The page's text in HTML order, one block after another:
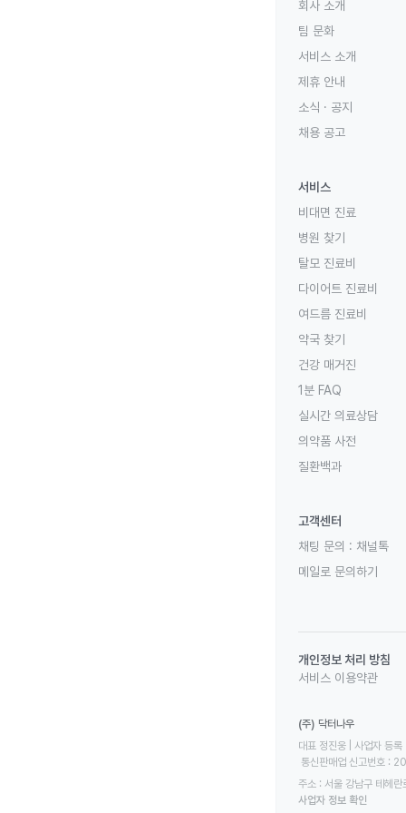
회사 소개
팀 문화
서비스 소개
제휴 안내
소식 · 공지
채용 공고
서비스
비대면 진료
병원 찾기
탈모 진료비
다이어트 진료비
여드름 진료비
약국 찾기
건강 매거진
1분 FAQ
실시간 의료상담
의약품 사전
질환백과
고객센터
채팅 문의 : 채널톡
메일로 문의하기
개인정보 처리 방침
서비스 이용약관
(주) 닥터나우
대표 정진웅 | 사업자
통신판매업 신고번호
주소 : 서울 강남구 테헤
사업자 정보 확인